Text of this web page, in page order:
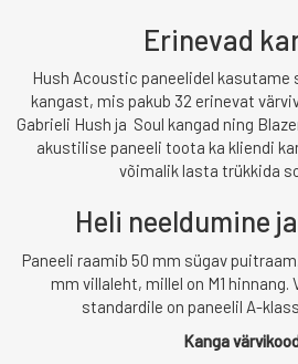
Erinevad
Hush Acoustic paneelidel kasutame
kangast, mis pakub 32 erinevat
Gabrieli Hush ja Soul kangad ning
akustilise paneeli toota ka kliendi
võimalik lasta trükkida
Heli neeldumine
Paneeli raamib 50 mm sügav
mm villaleht, millel on M1 hinnang.
standardile on paneelil A-
Kanga